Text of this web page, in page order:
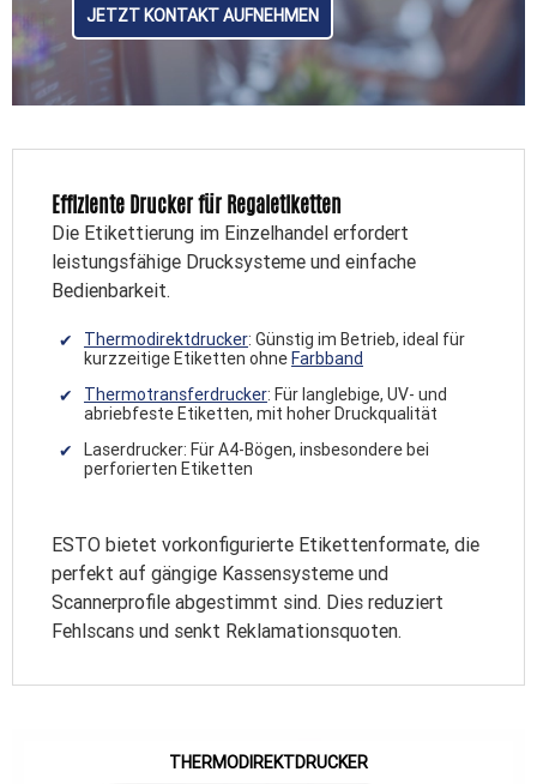
JETZT KONTAKT AUFNEHMEN
Effiziente Drucker für Regaletiketten
Die Etikettierung im Einzelhandel erfordert
leistungsfähige Drucksysteme und einfache
Bedienbarkeit.
Thermodirektdrucker: Günstig im Betrieb, ideal für
kurzzeitige Etiketten ohne Farbband
Thermotransferdrucker: Für langlebige, UV- und
abriebfeste Etiketten, mit hoher Druckqualität
Laserdrucker: Für A4-Bögen, insbesondere bei
perforierten Etiketten
ESTO bietet vorkonfigurierte Etikettenformate, die
perfekt auf gängige Kassensysteme und
Scannerprofile abgestimmt sind. Dies reduziert
Fehlscans und senkt Reklamationsquoten.
THERMODIREKTDRUCKER